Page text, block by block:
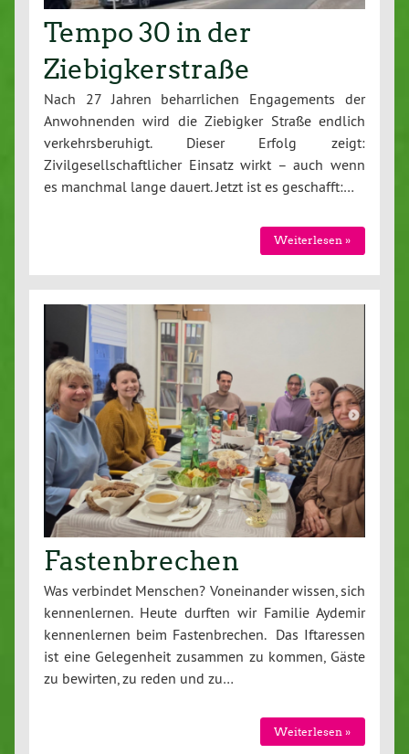
Tempo 30 in der
Ziebigkerstraße
Nach 27 Jahren beharrlichen Engagements der
Anwohnenden wird die Ziebigker Straße endlich
verkehrsberuhigt. Dieser Erfolg zeigt:
Zivilgesellschaftlicher Einsatz wirkt – auch wenn
es manchmal lange dauert. Jetzt ist es geschafft:…
Weiterlesen »
Fastenbrechen
Was verbindet Menschen? Voneinander wissen, sich
kennenlernen. Heute durften wir Familie Aydemir
kennenlernen beim Fastenbrechen. Das Iftaressen
ist eine Gelegenheit zusammen zu kommen, Gäste
zu bewirten, zu reden und zu…
Weiterlesen »